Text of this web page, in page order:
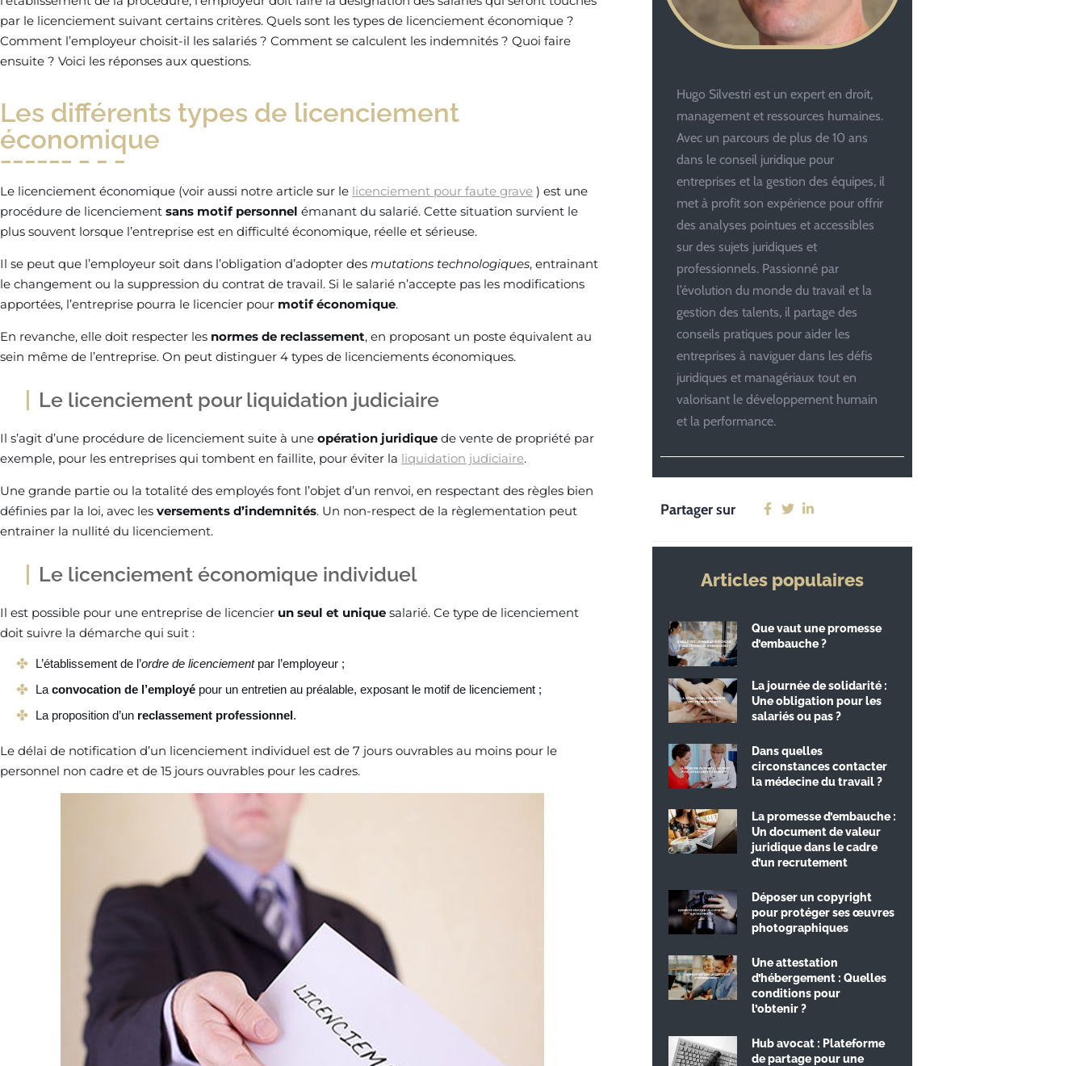
par le licenciement suivant certains critères. Quels sont les types de licenciement économique ?
Comment l’employeur choisit-il les salariés ? Comment se calculent les indemnités ? Quoi faire
ensuite ? Voici les réponses aux questions.
Les différents types de licenciement
économique
Le licenciement économique (voir aussi notre article sur le licenciement pour faute grave ) est une
procédure de licenciement sans motif personnel émanant du salarié. Cette situation survient le
plus souvent lorsque l’entreprise est en difficulté économique, réelle et sérieuse.
Il se peut que l’employeur soit dans l’obligation d’adopter des mutations technologiques, entrainant
le changement ou la suppression du contrat de travail. Si le salarié n’accepte pas les modifications
apportées, l’entreprise pourra le licencier pour motif économique.
En revanche, elle doit respecter les normes de reclassement, en proposant un poste équivalent au
sein même de l’entreprise. On peut distinguer 4 types de licenciements économiques.
Le licenciement pour liquidation judiciaire
Il s’agit d’une procédure de licenciement suite à une opération juridique de vente de propriété par
exemple, pour les entreprises qui tombent en faillite, pour éviter la liquidation judiciaire.
Une grande partie ou la totalité des employés font l’objet d’un renvoi, en respectant des règles bien
définies par la loi, avec les versements d’indemnités. Un non-respect de la règlementation peut
entrainer la nullité du licenciement.
Le licenciement économique individuel
Il est possible pour une entreprise de licencier un seul et unique salarié. Ce type de licenciement
doit suivre la démarche qui suit :
L’établissement de l’ordre de licenciement par l’employeur ;
La convocation de l’employé pour un entretien au préalable, exposant le motif de licenciement ;
La proposition d’un reclassement professionnel.
Le délai de notification d’un licenciement individuel est de 7 jours ouvrables au moins pour le
personnel non cadre et de 15 jours ouvrables pour les cadres.
Hugo Silvestri est un expert en droit,
management et ressources humaines.
Avec un parcours de plus de 10 ans
dans le conseil juridique pour
entreprises et la gestion des équipes, il
met à profit son expérience pour offrir
des analyses pointues et accessibles
sur des sujets juridiques et
professionnels. Passionné par
l’évolution du monde du travail et la
gestion des talents, il partage des
conseils pratiques pour aider les
entreprises à naviguer dans les défis
juridiques et managériaux tout en
valorisant le développement humain
et la performance.
Partager sur
Articles populaires
Que vaut une promesse
d’embauche ?
La journée de solidarité :
Une obligation pour les
salariés ou pas ?
Dans quelles
circonstances contacter
la médecine du travail ?
La promesse d’embauche :
Un document de valeur
juridique dans le cadre
d’un recrutement
Déposer un copyright
pour protéger ses œuvres
photographiques
Une attestation
d’hébergement : Quelles
conditions pour
l’obtenir ?
Hub avocat : Plateforme
de partage pour une